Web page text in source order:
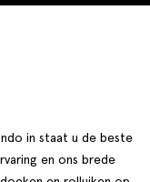
in staat u de beste
en ons brede